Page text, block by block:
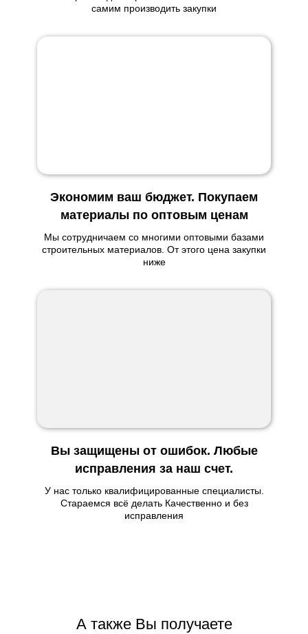
самим производить закупки
Экономим ваш бюджет. Покупаем
материалы по оптовым ценам
Мы сотрудничаем со многими оптовыми базами
строительных материалов. От этого цена закупки
ниже
Вы защищены от ошибок. Любые
исправления за наш счет.
У нас только квалифицированные специалисты.
Стараемся всё делать Качественно и без
исправления
А также Вы получаете